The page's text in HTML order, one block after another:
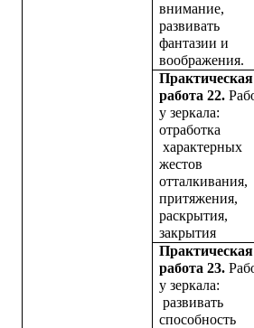
внимание,
развивать
фантазии и
воображения.
Практическая
работа 22.
у зеркала:
отработка
характерных
жестов
отталкивания,
притяжения,
раскрытия,
закрытия
Практическая
работа 23.
у зеркала:
развивать
способность